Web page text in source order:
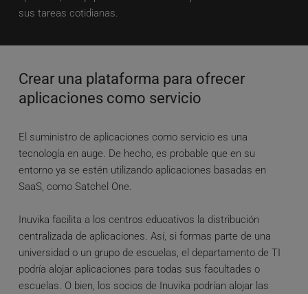
sus tareas cotidianas.
Crear una plataforma para ofrecer
aplicaciones como servicio
El suministro de aplicaciones como servicio es una
tecnología en auge. De hecho, es probable que en su
entorno ya se estén utilizando aplicaciones basadas en
SaaS, como Satchel One.
Inuvika facilita a los centros educativos la distribución
centralizada de aplicaciones. Así, si formas parte de una
universidad o un grupo de escuelas, el departamento de TI
podría alojar aplicaciones para todas sus facultades o
escuelas. O bien, los socios de Inuvika podrían alojar las